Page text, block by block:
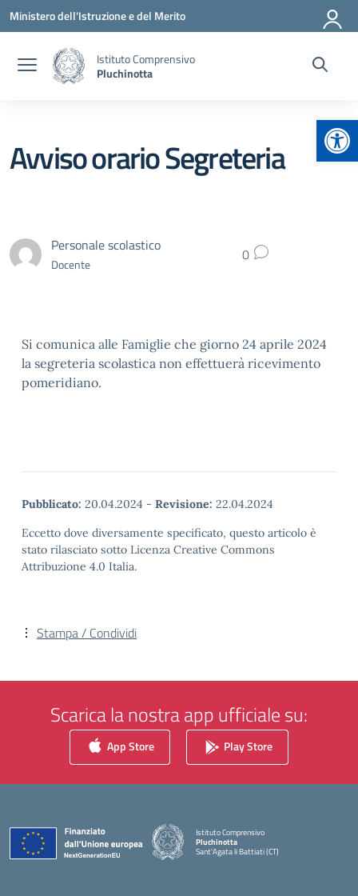
Vai ai contenuti
Vai al menu di navigazione
Vai al footer
Ministero dell'Istruzione e del Merito
Istituto Comprensivo
Pluchinotta
Avviso orario Segreteria
Personale scolastico
Docente 0
Si comunica alle Famiglie che giorno 24 aprile 2024
la segreteria scolastica non effettuerà ricevimento
pomeridiano.
Pubblicato: 20.04.2024 - Revisione: 22.04.2024
Eccetto dove diversamente specificato, questo articolo è
stato rilasciato sotto Licenza Creative Commons
Attribuzione 4.0 Italia.
Stampa / Condividi
Scarica la nostra app ufficiale su:
App Store Play Store
Istituto Comprensivo
Pluchinotta
Sant'Agata li Battiati (CT)
— Visita la pagina iniziale della scuola